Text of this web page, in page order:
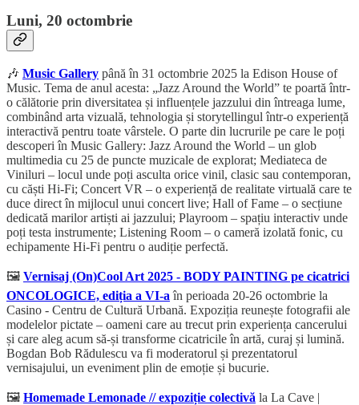
Luni, 20 octombrie
🎶 Music Gallery până în 31 octombrie 2025 la Edison House of
Music. Tema de anul acesta: „Jazz Around the World” te poartă într-
o călătorie prin diversitatea și influențele jazzului din întreaga lume,
combinând arta vizuală, tehnologia și storytellingul într-o experiență
interactivă pentru toate vârstele. O parte din lucrurile pe care le poți
descoperi în Music Gallery: Jazz Around the World – un glob
multimedia cu 25 de puncte muzicale de explorat; Mediateca de
Viniluri – locul unde poți asculta orice vinil, clasic sau contemporan,
cu căști Hi-Fi; Concert VR – o experiență de realitate virtuală care te
duce direct în mijlocul unui concert live; Hall of Fame – o secțiune
dedicată marilor artiști ai jazzului; Playroom – spațiu interactiv unde
poți testa instrumente; Listening Room – o cameră izolată fonic, cu
echipamente Hi-Fi pentru o audiție perfectă.
🖼️ Vernisaj (On)Cool Art 2025 - BODY PAINTING pe cicatrici
ONCOLOGICE, ediția a VI-a în perioada 20-26 octombrie la
Casino - Centru de Cultură Urbană. Expoziția reunește fotografii ale
modelelor pictate – oameni care au trecut prin experiența cancerului
și care aleg acum să-și transforme cicatricile în artă, curaj și lumină.
Bogdan Bob Rădulescu va fi moderatorul și prezentatorul
vernisajului, un eveniment plin de emoție și bucurie.
🖼️ Homemade Lemonade // expoziție colectivă la La Cave |